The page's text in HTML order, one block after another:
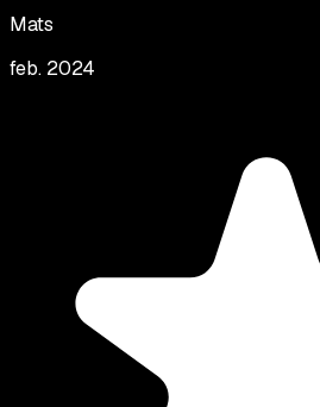
Mats
feb. 2024